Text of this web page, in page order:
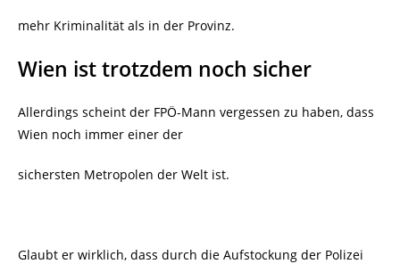
mehr Kriminalität als in der Provinz.
Wien ist trotzdem noch sicher
Allerdings scheint der FPÖ-Mann vergessen zu haben, dass
Wien noch immer einer der
sichersten Metropolen der Welt ist.
Glaubt er wirklich, dass durch die Aufstockung der Polizei